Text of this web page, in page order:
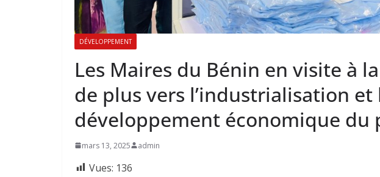
DÉVELOPPEMENT
Les Maires du Bénin en visite à
de plus vers l’industrialisation et
développement économique du
mars 13, 2025 admin
Vues: 136